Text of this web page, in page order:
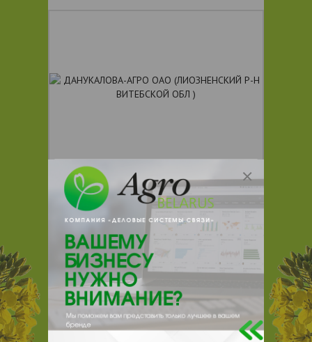
+ 375Показать телефоны
e-mail:a:2:{s:5:"VALUE";a:0:
{}s:11:"DESCRIPTION";a:0:{}}
211228, , , , д.Ковали, Лиозненского р-
на Витебской обл.